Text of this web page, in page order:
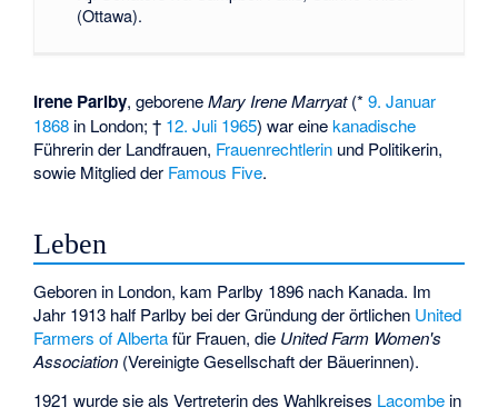
(Ottawa).
Irene Parlby, geboreneMary Irene Marryat(*9. Januar
1868 in London; † 12. Juli 1965) war einekanadische
Führerin der Landfrauen, Frauenrechtlerin und Politikerin,
sowie Mitglied der Famous Five.
Leben
Geboren in London, kam Parlby 1896 nach Kanada. Im
Jahr 1913 half Parlby bei der Gründung der örtlichen United
Farmers of Albertafür Frauen, die United Farm Women's
Association (Vereinigte Gesellschaft der Bäuerinnen).
1921 wurde sie als Vertreterin des Wahlkreises Lacombe in